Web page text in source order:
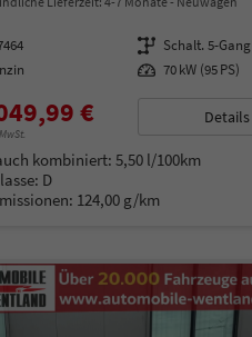
Getriebe Schalt. 5-Gang
Leistung 70 kW (95 PS)
€ Details
kombiniert:5,50 l/100km
D
124,00 g/km